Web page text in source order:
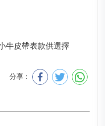
牛皮帶表款供選擇
分享：